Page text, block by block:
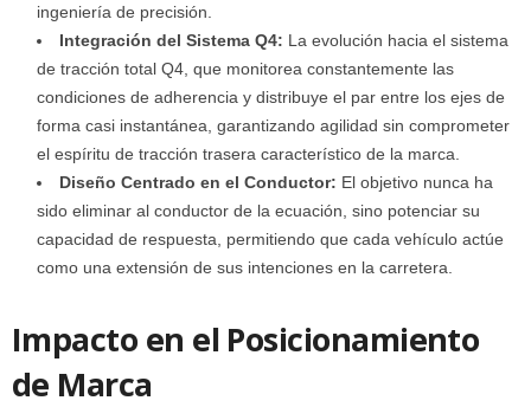
ingeniería de precisión.
Integración del Sistema Q4: La evolución hacia el sistema
de tracción total Q4, que monitorea constantemente las
condiciones de adherencia y distribuye el par entre los ejes de
forma casi instantánea, garantizando agilidad sin comprometer
el espíritu de tracción trasera característico de la marca.
Diseño Centrado en el Conductor: El objetivo nunca ha
sido eliminar al conductor de la ecuación, sino potenciar su
capacidad de respuesta, permitiendo que cada vehículo actúe
como una extensión de sus intenciones en la carretera.
Impacto en el Posicionamiento
de Marca